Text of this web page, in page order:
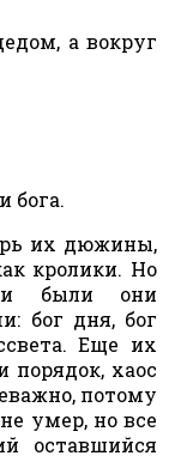
а вокруг
бога.
их дюжины,
кролики. Но
и были они
бог дня, бог
Еще их
порядок, хаос
потому
умер, но все
оставшийся